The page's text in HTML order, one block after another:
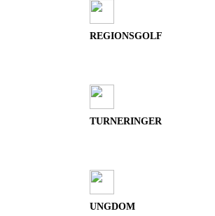
REGIONSGOLF
TURNERINGER
UNGDOM